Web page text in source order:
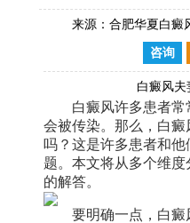
来源： 合肥华夏白癜
咨询
白癜风夫
白癜风许多患者常
会被传染。那么，白
吗？这是许多患者和
题。本文将从多个维
的解答。
要明确一点，白癜